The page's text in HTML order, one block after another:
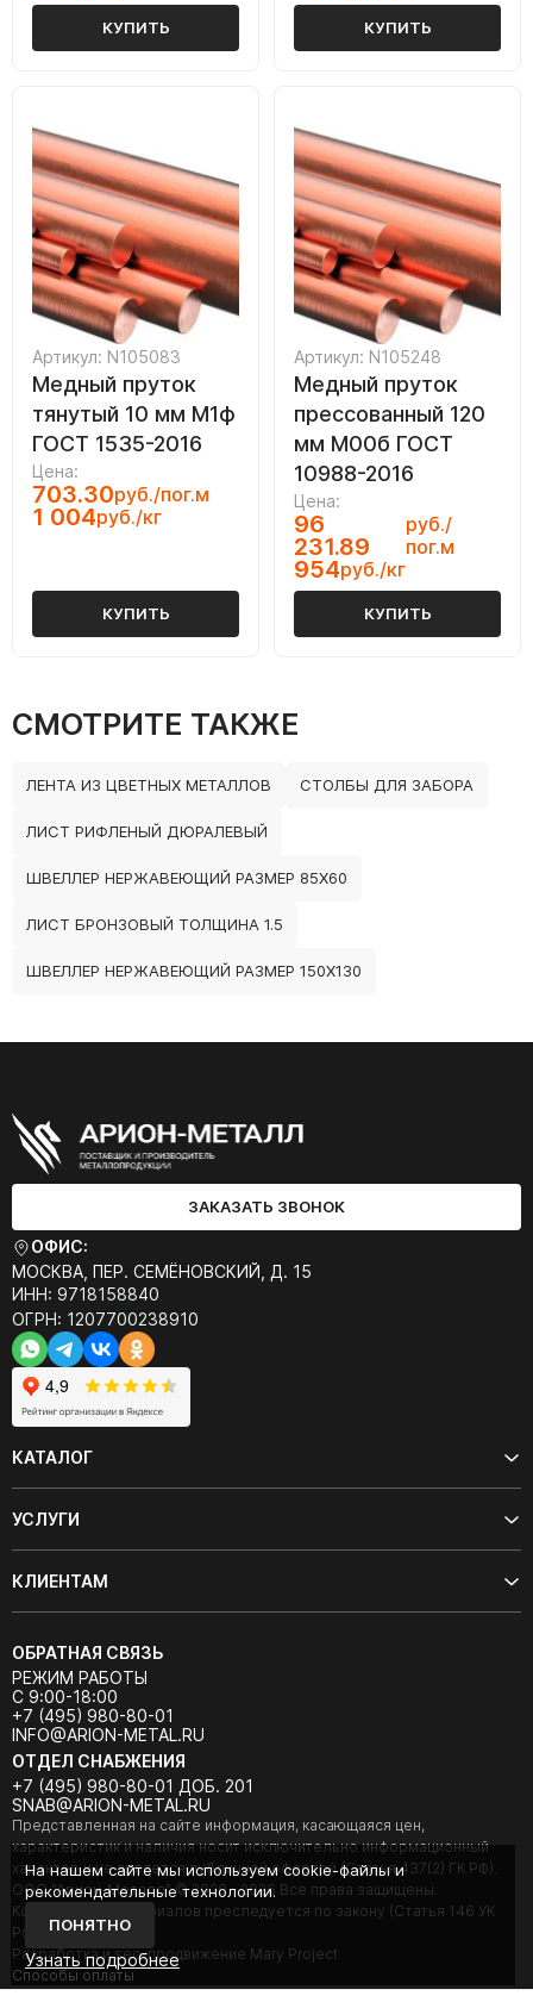
КУПИТЬ КУПИТЬ
Артикул: N105083
Медный пруток
тянутый 10 мм М1ф
ГОСТ 1535-2016
Цена:
703.30руб./пог.м
1 004руб./кг
КУПИТЬ
Артикул: N105248
Медный пруток
прессованный 120
мм М00б ГОСТ
10988-2016
Цена:
96
231.89
руб./
пог.м
954руб./кг
КУПИТЬ
СМОТРИТЕ ТАКЖЕ
ЛЕНТА ИЗ ЦВЕТНЫХ МЕТАЛЛОВ СТОЛБЫ ДЛЯ ЗАБОРА
ЛИСТ РИФЛЕНЫЙ ДЮРАЛЕВЫЙ
ШВЕЛЛЕР НЕРЖАВЕЮЩИЙ РАЗМЕР 85Х60
ЛИСТ БРОНЗОВЫЙ ТОЛЩИНА 1.5
ШВЕЛЛЕР НЕРЖАВЕЮЩИЙ РАЗМЕР 150Х130
ЗАКАЗАТЬ ЗВОНОК
ОФИС:
МОСКВА, ПЕР. СЕМЁНОВСКИЙ, Д. 15
ИНН: 9718158840
ОГРН: 1207700238910
КАТАЛОГ
УСЛУГИ
КЛИЕНТАМ
ОБРАТНАЯ СВЯЗЬ
РЕЖИМ РАБОТЫ
С 9:00-18:00
+7 (495) 980-80-01
INFO@ARION-METAL.RU
ОТДЕЛ СНАБЖЕНИЯ
+7 (495) 980-80-01 ДОБ. 201
SNAB@ARION-METAL.RU
Представленная на сайте информация, касающаяся цен,
характеристик и наличия носит исключительно информационный
характер и не является публичной офертой (Статья 437(2) ГК РФ).
ООО "Арион-Металл" © 2020 - 2026 Все права защищены.
Копирование материалов преследуется по закону (Статья 146 УК
РФ).
Разработка и seo-продвижение Mary Project
Cпособы оплаты
На нашем сайте мы используем cookie-файлы и
рекомендательные технологии.
ПОНЯТНО
Узнать подробнее